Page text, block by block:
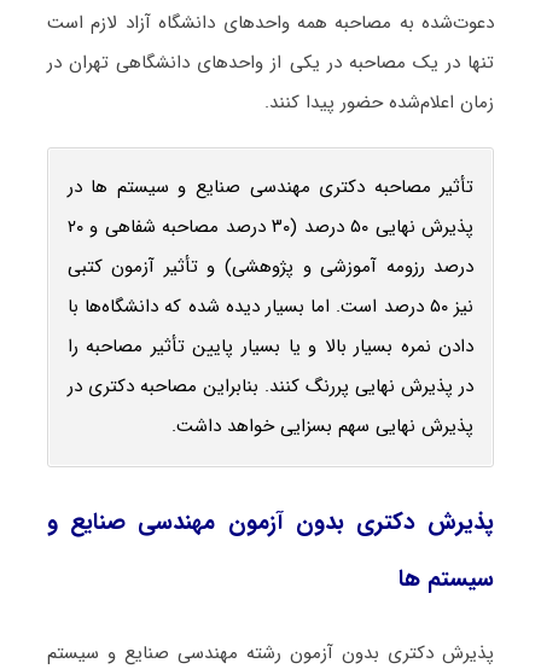
دعوت‌شده به مصاحبه همه واحدهای دانشگاه آزاد لازم است
تنها در یک مصاحبه در یکی از واحدهای دانشگاهی تهران در
زمان اعلام‌شده حضور پیدا کنند.
تأثیر مصاحبه دکتری مهندسی صنایع و سیستم ها در
پذیرش نهایی ۵۰ درصد (۳۰ درصد مصاحبه شفاهی و ۲۰
درصد رزومه آموزشی و پژوهشی) و تأثیر آزمون کتبی
نیز ۵۰ درصد است. اما بسیار دیده شده که دانشگاه‌ها با
دادن نمره بسیار بالا و یا بسیار پایین تأثیر مصاحبه را
در پذیرش نهایی پررنگ کنند. بنابراین مصاحبه دکتری در
پذیرش نهایی سهم بسزایی خواهد داشت.
پذیرش دکتری بدون آزمون مهندسی صنایع و
سیستم ها
پذیرش دکتری بدون آزمون رشته مهندسی صنایع و سیستم